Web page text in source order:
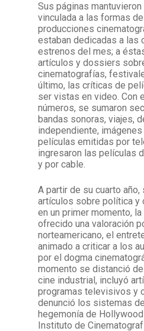
Sus páginas
vinculada a las formas
producciones
estaban dedicadas a las
estrenos del mes; a
artículos y dossiers
cinematografías,
último, las críticas de
ser vistas en video. Con
números, se sumaron
bandas sonoras, viajes,
independiente,
películas emitidas por
ingresaron las películas
y por cable.
A partir de su cuarto año,
artículos sobre política y
en un primer momento,
ofrecido una valoración
norteamericano, el
animado a criticar a los
por el dogma
momento se distanció
cine industrial, incluyó
programas televisivos y
denunció los sistemas
hegemonía de
Instituto de